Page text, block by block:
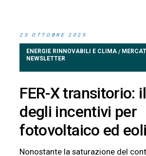
23 OTTOBRE 2025
ENERGIE RINNOVABILI E CLIMA /
NEWSLETTER
FER-X transitorio:
degli incentivi per
fotovoltaico ed
Nonostante la saturazione del